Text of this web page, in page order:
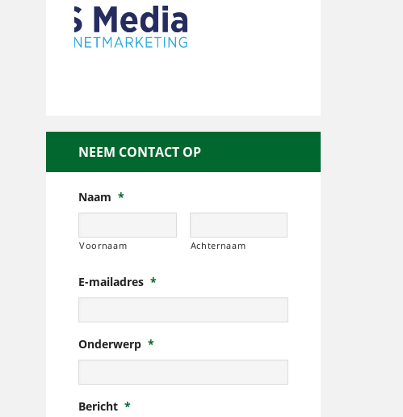
NEEM CONTACT OP
Naam *
Voornaam Achternaam
E-mailadres *
Onderwerp *
Bericht *